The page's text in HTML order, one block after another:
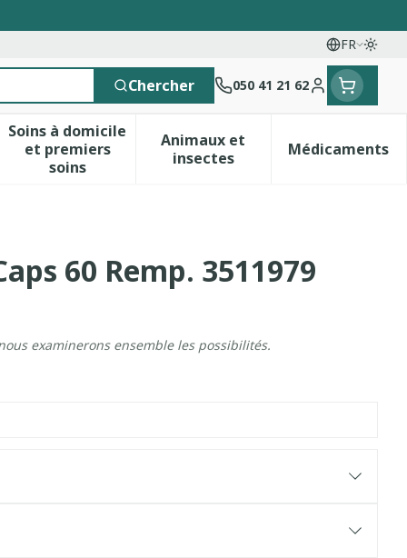
FR
Langues
Chercher 050 41 21 62
Menu client
et enfants
catégorie Vitalité 50+
sous-menu pour la catégorie Naturopathie
Soins à domicile
et premiers
soins
Afficher le sous-menu pour la catégorie
Animaux et
insectesAfficher le sous-menu
Médicaments
Afficher
60 Remp. 3511979
examinerons ensemble les possibilités.